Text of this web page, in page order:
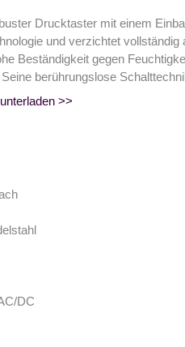
Drucktaster mit einem
und verzichtet vollständig
Beständigkeit gegen
berührungslose
>>
DC